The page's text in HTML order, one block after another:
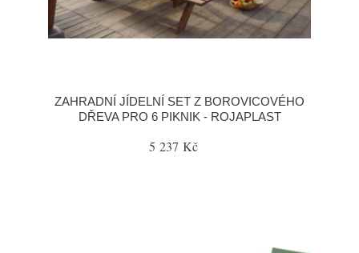
ZAHRADNÍ JÍDELNÍ SET Z BOROVICOVÉHO
DŘEVA PRO 6 PIKNIK - ROJAPLAST
5 237 Kč